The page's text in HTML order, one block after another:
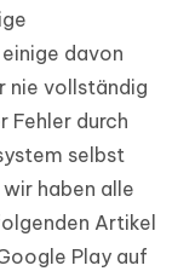
davon
nie vollständig
Fehler durch
selbst
haben alle
Artikel
Play auf